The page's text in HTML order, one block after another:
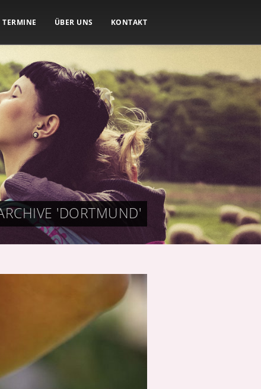
TERMINE ÜBER UNS KONTAKT
'DORTMUND'